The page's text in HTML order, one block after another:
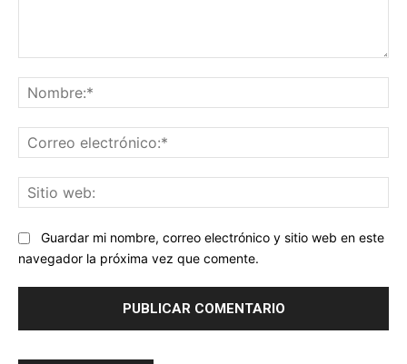
Guardar mi nombre, correo electrónico y sitio web en este
navegador la próxima vez que comente.